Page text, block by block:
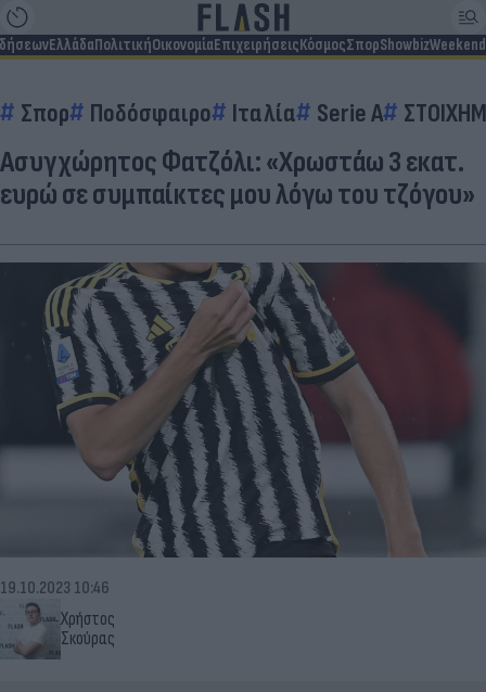
ΕλλάδαΠολιτικήΟικονομίαΕπιχειρήσειςΚόσμοςΣπορShowbizWeekend
Σπορ Ποδόσφαιρο Ιταλία Serie A
Ασυγχώρητος Φατζόλι: «Χρωστάω 3 εκατ.
ευρώ σε συμπαίκτες μου λόγω του τζόγου»
Χρήστος
Σκούρας
19.10.2023 10:46